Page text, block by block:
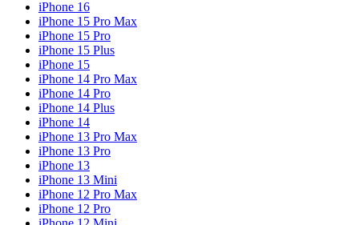
iPhone 16
iPhone 15 Pro Max
iPhone 15 Pro
iPhone 15 Plus
iPhone 15
iPhone 14 Pro Max
iPhone 14 Pro
iPhone 14 Plus
iPhone 14
iPhone 13 Pro Max
iPhone 13 Pro
iPhone 13
iPhone 13 Mini
iPhone 12 Pro Max
iPhone 12 Pro